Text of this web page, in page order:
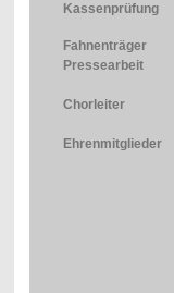
Kassenprüfung
Fahnenträger
Pressearbeit
Chorleiter
Ehrenmitglieder